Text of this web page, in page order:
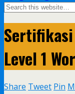
Level 1
Share Tweet Pin